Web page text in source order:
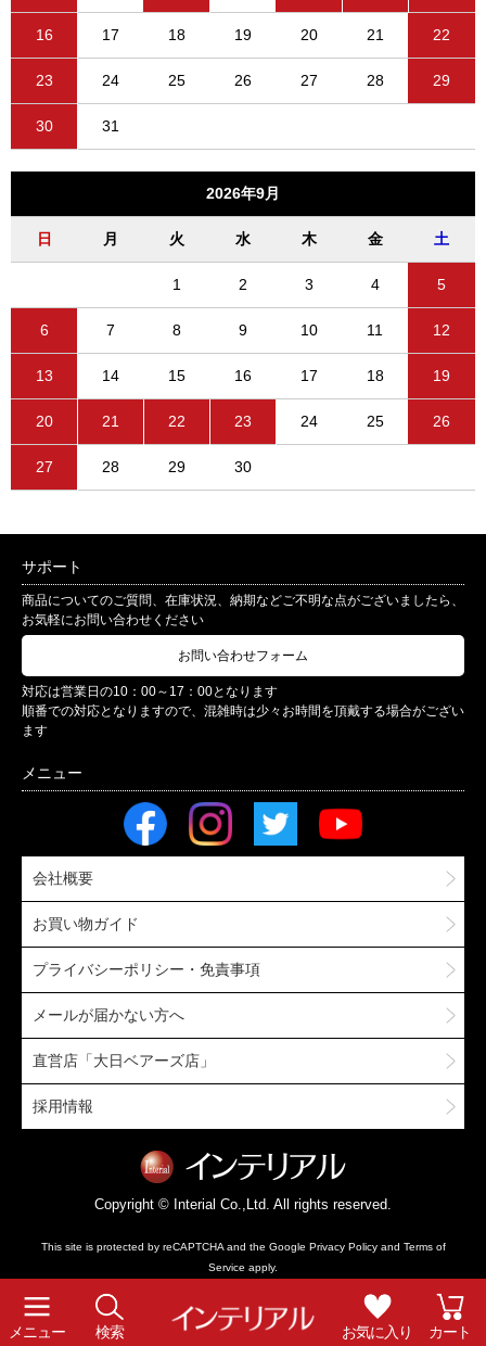
メニュー 検索 お気に入り カート
16 17 18 19 20 21 22
23 24 25 26 27 28 29
30 31
2026年9月
日 月 火 水 木 金 土
1 2 3 4 5
6 7 8 9 10 11 12
13 14 15 16 17 18 19
20 21 22 23 24 25 26
27 28 29 30
サポート
商品についてのご質問、在庫状況、納期などご不明な点がございましたら、
お気軽にお問い合わせください
お問い合わせフォーム
対応は営業日の10：00～17：00となります
順番での対応となりますので、混雑時は少々お時間を頂戴する場合がござい
ます
会社概要
お買い物ガイド
プライバシーポリシー・免責事項
メールが届かない方へ
直営店「大日ベアーズ店」
採用情報
Copyright © Interial Co.,Ltd. All rights reserved.
This site is protected by reCAPTCHA and the Google Privacy Policyand Terms of
Service apply.